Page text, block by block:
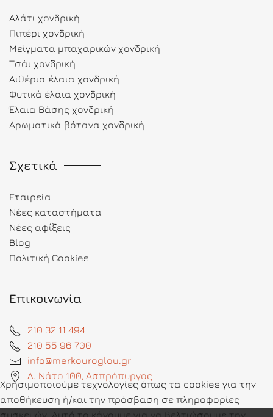
Αλάτι χονδρική
Πιπέρι χονδρική
Μείγματα μπαχαρικών χονδρική
Τσάι χονδρική
Αιθέρια έλαια χονδρική
Φυτικά έλαια χονδρική
Έλαια Βάσης χονδρική
Αρωματικά βότανα χονδρική
Σχετικά
Εταιρεία
Νέες καταστήματα
Νέες αφίξεις
Blog
Πολιτική Cookies
Επικοινωνία
210 32 11 494
210 55 96 700
info@merkouroglou.gr
Λ. Νάτο 100, Ασπρόπυργος
Χρησιμοποιούμε τεχνολογίες όπως τα cookies για την
αποθήκευση ή/και την πρόσβαση σε πληροφορίες
συσκευών. Αυτό το κάνουμε για να βελτιώσουμε την